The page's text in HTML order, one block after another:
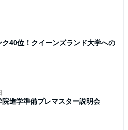
ク40位！クイーンズランド大学への
院進学準備プレマスター説明会